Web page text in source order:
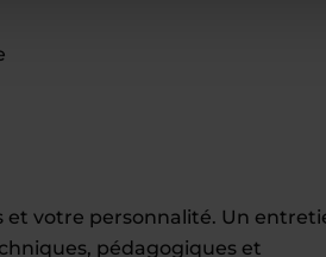
votre personnalité. Un
pédagogiques et